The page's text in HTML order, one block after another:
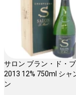
サロン ブラン・ド・
2013 12% 750ml シャ
ン